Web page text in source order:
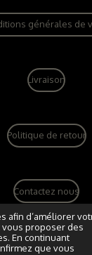
afin d’améliorer
proposer des
En continuant
que vous
générales de
Livraison
Politique de retour
Contactez nous
boutique